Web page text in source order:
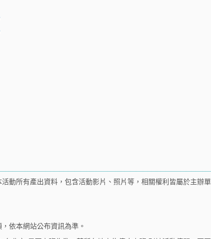
動所有產出資料，包含活動影片、照片等，相關權利皆屬於主辦單
依本網站公布資訊為準。